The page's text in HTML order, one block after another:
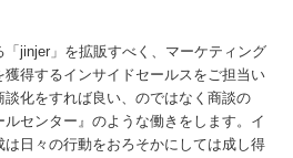
jinjer」を拡販すべく、マーケティング
得するインサイドセールスをご担当い
化をすれば良い、のではなく商談の
センター』のような働きをします。イ
日々の行動をおろそかにしては成し得